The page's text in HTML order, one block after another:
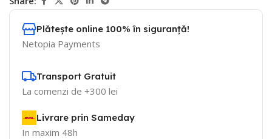
Plătește online 100% în siguranță!
Netopia Payments
Transport Gratuit
La comenzi de +300 lei
Livrare prin Sameday
In maxim 48h